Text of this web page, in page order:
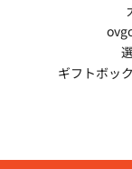
ギフトボッ